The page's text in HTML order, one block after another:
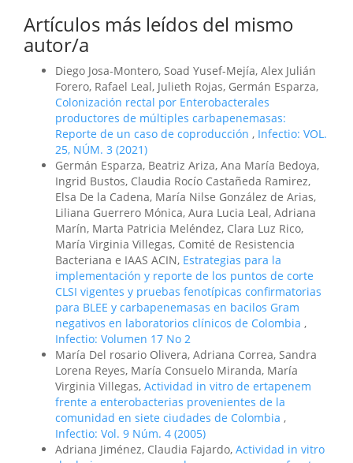
Artículos más leídos del mismo
autor/a
Diego Josa-Montero, Soad Yusef-Mejía, Alex Julián
Forero, Rafael Leal, Julieth Rojas, Germán Esparza,
Colonización rectal por Enterobacterales
productores de múltiples carbapenemasas:
Reporte de un caso de coproducción , Infectio: VOL.
25, NÚM. 3 (2021)
Germán Esparza, Beatriz Ariza, Ana María Bedoya,
Ingrid Bustos, Claudia Rocío Castañeda Ramirez,
Elsa De la Cadena, María Nilse González de Arias,
Liliana Guerrero Mónica, Aura Lucia Leal, Adriana
Marín, Marta Patricia Meléndez, Clara Luz Rico,
María Virginia Villegas, Comité de Resistencia
Bacteriana e IAAS ACIN, Estrategias para la
implementación y reporte de los puntos de corte
CLSI vigentes y pruebas fenotípicas confirmatorias
para BLEE y carbapenemasas en bacilos Gram
negativos en laboratorios clínicos de Colombia ,
Infectio: Volumen 17 No 2
María Del rosario Olivera, Adriana Correa, Sandra
Lorena Reyes, María Consuelo Miranda, María
Virginia Villegas, Actividad in vitro de ertapenem
frente a enterobacterias provenientes de la
comunidad en siete ciudades de Colombia ,
Infectio: Vol. 9 Núm. 4 (2005)
Adriana Jiménez, Claudia Fajardo, Actividad in vitro